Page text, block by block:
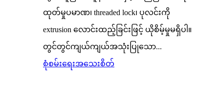
ထုတ်မှုပမာဏ၊ threaded lock၊ ပုလင်းကို
extrusion လောင်းထည့်ခြင်းဖြင့် ယိုစိမ့်မှုမရှိပါ။
တွင်တွင်ကျယ်ကျယ်အသုံးပြုသော...
စုံစမ်းရေးအသေးစိတ်